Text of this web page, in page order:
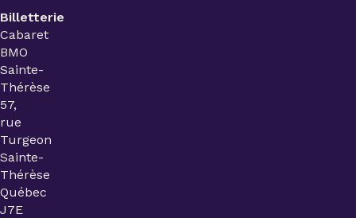
Billetterie
Cabaret
BMO
Sainte-
Thérèse
57,
rue
Turgeon
Sainte-
Thérèse
Québec
J7E